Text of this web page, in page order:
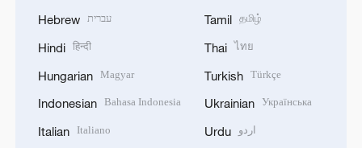
Hebrew עברית
Hindi हिन्दी
Hungarian Magyar
Indonesian Bahasa Indonesia
Italian Italiano
Tamil தமிழ்
Thai ไทย
Turkish Türkçe
Ukrainian Українська
Urdu اردو